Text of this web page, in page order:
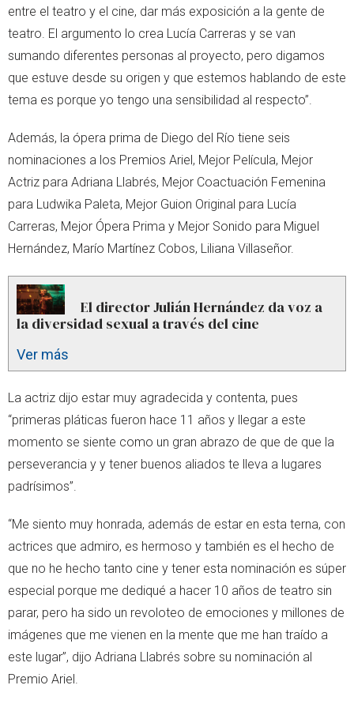
entre el teatro y el cine, dar más exposición a la gente de
teatro. El argumento lo crea Lucía Carreras y se van
sumando diferentes personas al proyecto, pero digamos
que estuve desde su origen y que estemos hablando de este
tema es porque yo tengo una sensibilidad al respecto”.
Además, la ópera prima de Diego del Río tiene seis
nominaciones a los Premios Ariel, Mejor Película, Mejor
Actriz para Adriana Llabrés, Mejor Coactuación Femenina
para Ludwika Paleta, Mejor Guion Original para Lucía
Carreras, Mejor Ópera Prima y Mejor Sonido para Miguel
Hernández, Marío Martínez Cobos, Liliana Villaseñor.
El director Julián Hernández da voz a
la diversidad sexual a través del cine
Ver más
La actriz dijo estar muy agradecida y contenta, pues
“primeras pláticas fueron hace 11 años y llegar a este
momento se siente como un gran abrazo de que de que la
perseverancia y y tener buenos aliados te lleva a lugares
padrísimos”.
“Me siento muy honrada, además de estar en esta terna, con
actrices que admiro, es hermoso y también es el hecho de
que no he hecho tanto cine y tener esta nominación es súper
especial porque me dediqué a hacer 10 años de teatro sin
parar, pero ha sido un revoloteo de emociones y millones de
imágenes que me vienen en la mente que me han traído a
este lugar”, dijo Adriana Llabrés sobre su nominación al
Premio Ariel.